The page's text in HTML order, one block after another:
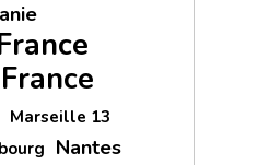
France
Marseille 13
Nantes